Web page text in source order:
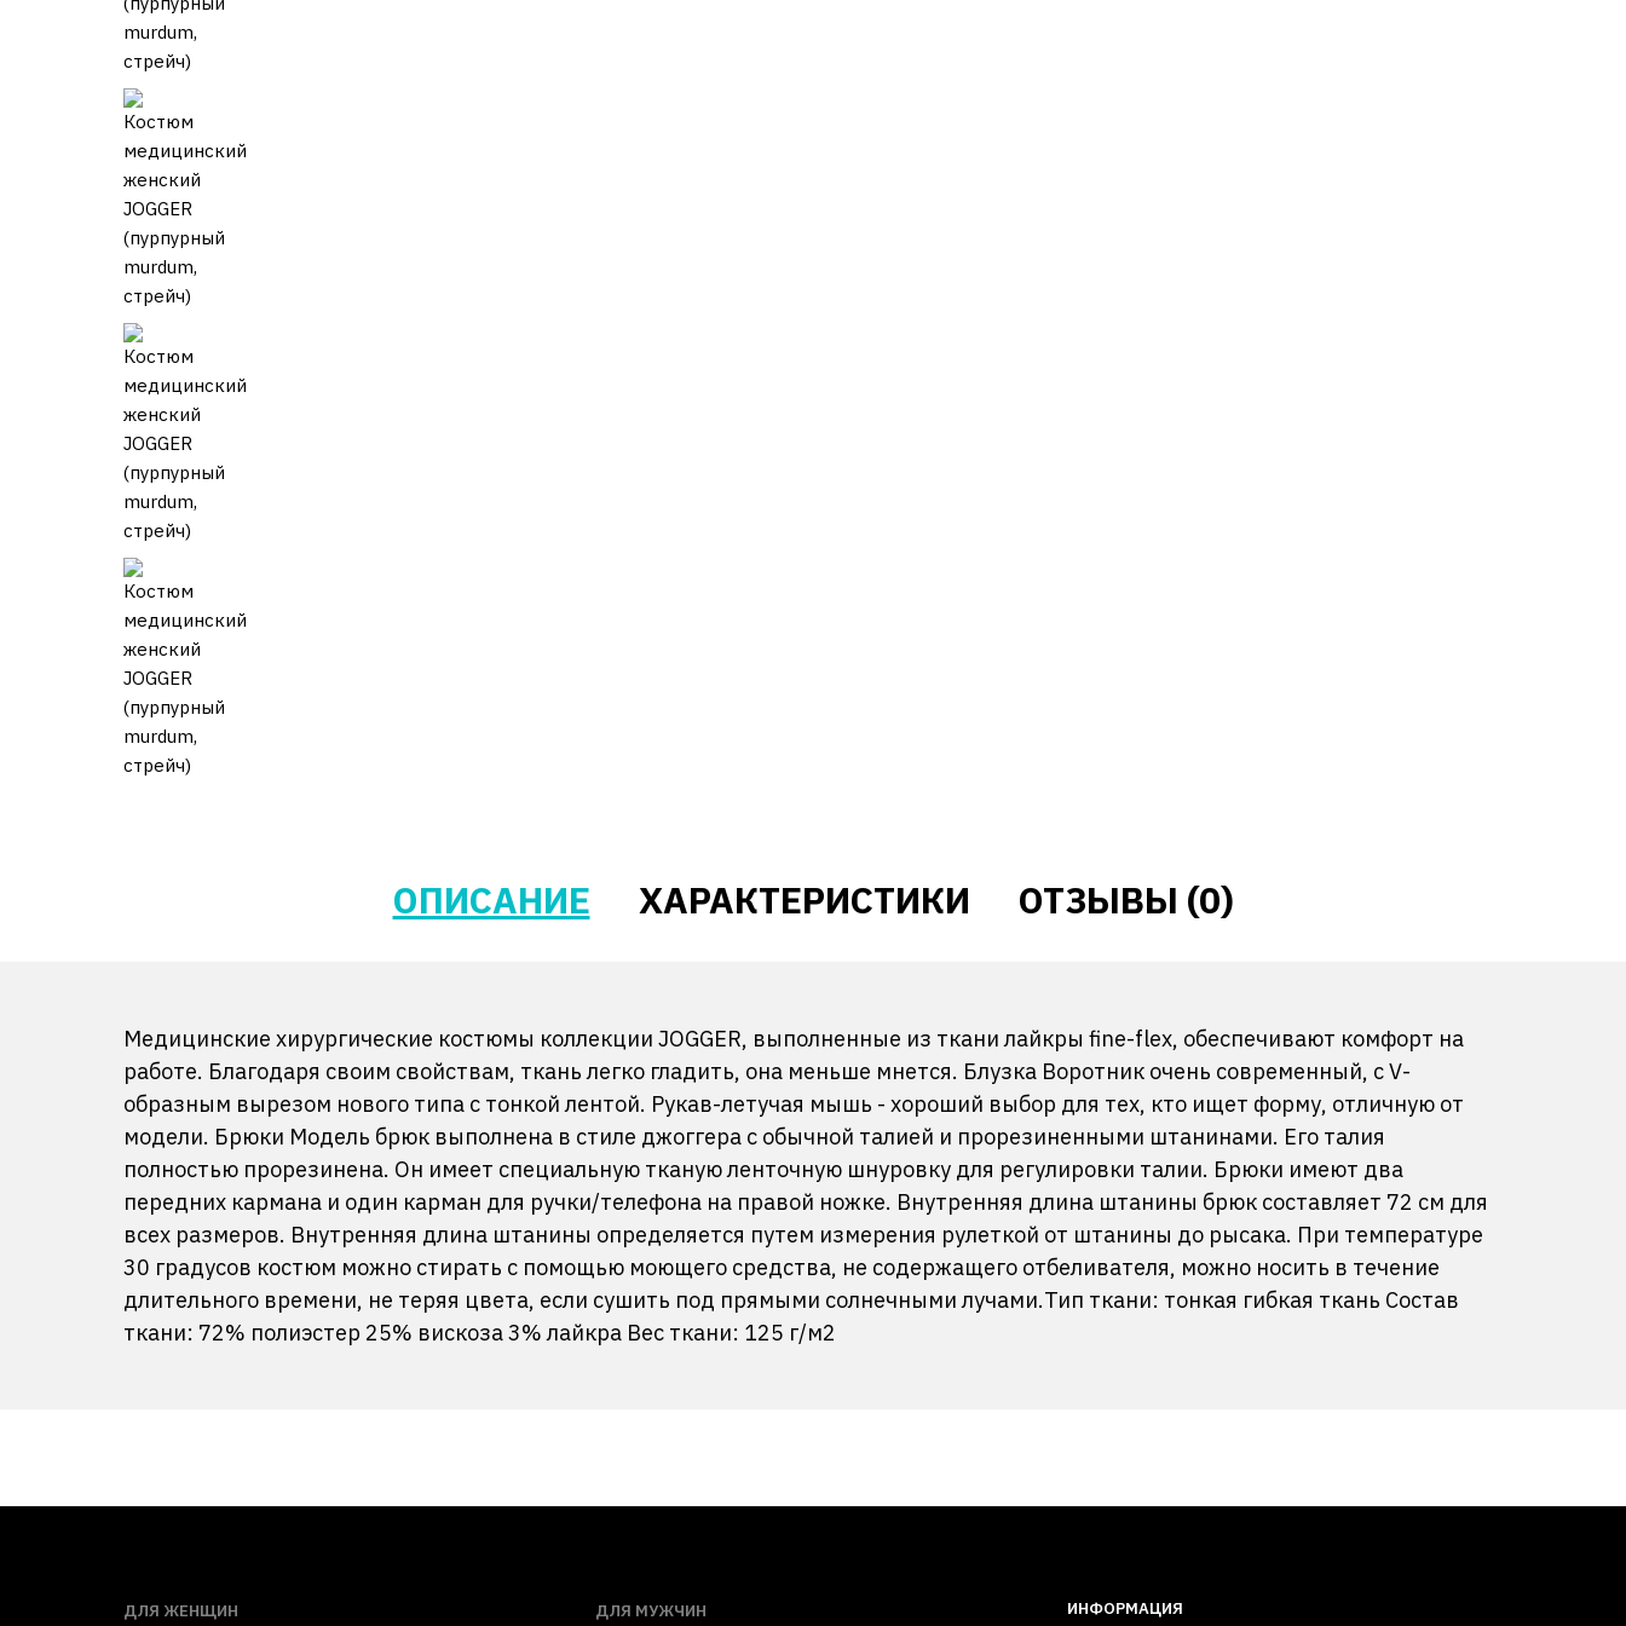
ОПИСАНИЕ ХАРАКТЕРИСТИКИ ОТЗЫВЫ (0)
Медицинские хирургические костюмы коллекции JOGGER, выполненные из ткани лайкры fine-flex, обеспечивают комфорт на
работе. Благодаря своим свойствам, ткань легко гладить, она меньше мнется. Блузка Воротник очень современный, с V-
образным вырезом нового типа с тонкой лентой. Рукав-летучая мышь - хороший выбор для тех, кто ищет форму, отличную от
модели. Брюки Модель брюк выполнена в стиле джоггера с обычной талией и прорезиненными штанинами. Его талия
полностью прорезинена. Он имеет специальную тканую ленточную шнуровку для регулировки талии. Брюки имеют два
передних кармана и один карман для ручки/телефона на правой ножке. Внутренняя длина штанины брюк составляет 72 см для
всех размеров. Внутренняя длина штанины определяется путем измерения рулеткой от штанины до рысака. При температуре
30 градусов костюм можно стирать с помощью моющего средства, не содержащего отбеливателя, можно носить в течение
длительного времени, не теряя цвета, если сушить под прямыми солнечными лучами.Тип ткани: тонкая гибкая ткань Состав
ткани: 72% полиэстер 25% вискоза 3% лайкра Вес ткани: 125 г/м2
ДЛЯ ЖЕНЩИН ДЛЯ МУЖЧИН ИНФОРМАЦИЯ